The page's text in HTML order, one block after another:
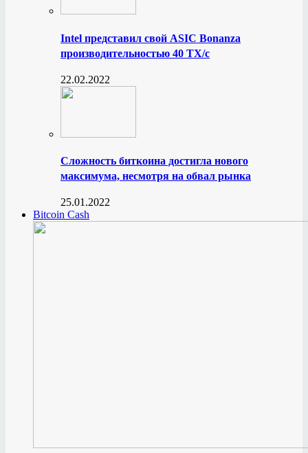
Intel представил свой ASIC Bonanza
производительностью 40 ТХ/с
22.02.2022
Сложность биткоина достигла нового
максимума, несмотря на обвал рынка
25.01.2022
Bitcoin Cash